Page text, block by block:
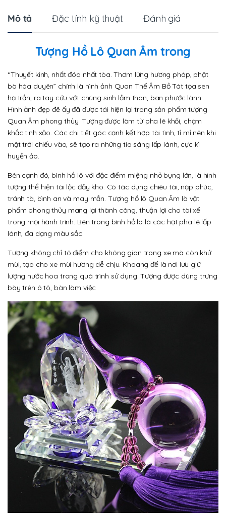
Mô tả Đặc tính kỹ thuật Đánh giá
Tượng Hồ Lô Quan Âm trong
“Thuyết kinh, nhất đóa nhất tòa. Thơm lừng hương pháp, phật
bà hóa duyên” chính là hình ảnh Quan Thế Âm Bồ Tát tọa sen
hạ trần, ra tay cứu vớt chúng sinh lầm than, ban phước lành.
Hình ảnh đẹp đẽ ấy đã được tái hiện lại trong sản phẩm tượng
Quan Âm phong thủy. Tượng được làm từ pha lê khối, chạm
khắc tinh xảo. Các chi tiết góc cạnh kết hợp tài tình, tỉ mỉ nên khi
mặt trời chiếu vào, sẽ tạo ra những tia sáng lấp lánh, cực kì
huyền ảo.
Bên cạnh đó, bình hồ lô với đặc điểm miệng nhỏ bụng lớn, là hình
tượng thể hiện tài lộc đầy kho. Có tác dụng chiêu tài, nạp phúc,
tránh tà, bình an và may mắn. Tượng hồ lô Quan Âm là vật
phẩm phong thủy mang lại thành công, thuận lợi cho tài xế
trong mọi hành trình. Bên trong bình hồ lô là các hạt pha lê lấp
lánh, đa dạng màu sắc.
Tượng không chỉ tô điểm cho không gian trong xe mà còn khử
mùi, tạo cho xe mùi hương dễ chịu. Khoang đế là nơi lưu giữ
lượng nước hoa trong quá trình sử dụng. Tượng được dùng trưng
bày trên ô tô, bàn làm việc